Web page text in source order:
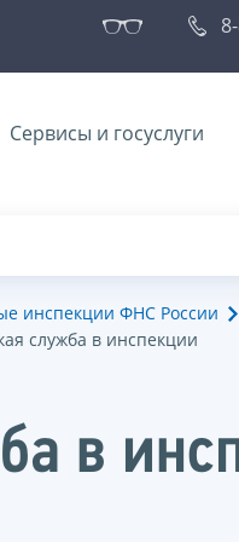
Сервисы и госуслуги
инспекции ФНС России
служба в инспекции
в